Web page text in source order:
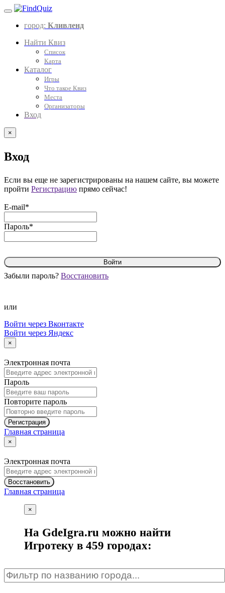
город: Кливленд
Найти Квиз
Список
Карта
Каталог
Игры
Что такое Квиз
Места
Организаторы
Вход
×
Вход
Если вы еще не зарегистрированы на нашем сайте, вы можете
пройти Регистрацию прямо сейчас!
E-mail*
Пароль*
Войти
Забыли пароль? Восстановить
или
Войти через Вконтакте
Войти через Яндекс
×
Электронная почта
Пароль
Повторите пароль
Регистрация
Главная страница
×
Электронная почта
Восстановить
Главная страница
×
На GdeIgra.ru можно найти
Игротеку в 459 городах: